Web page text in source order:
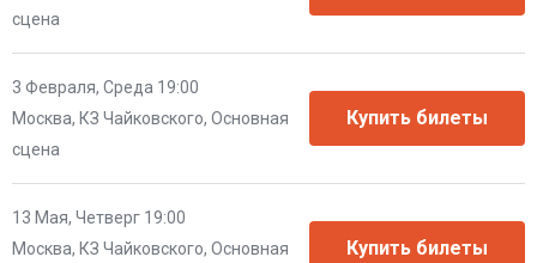
сцена
3 Февраля, Среда 19:00
Москва, КЗ Чайковского, Основная
сцена
13 Мая, Четверг 19:00
Москва, КЗ Чайковского, Основная